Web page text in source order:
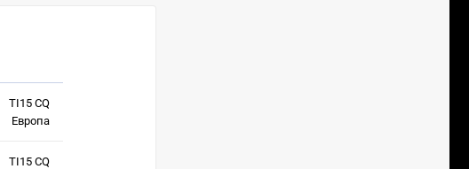
TI15 CQ
Европа
TI15 CQ